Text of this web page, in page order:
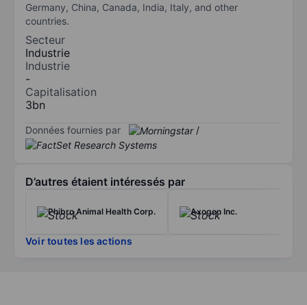
Germany, China, Canada, India, Italy, and other
countries.
Secteur
Industrie
Industrie
-
Capitalisation
3bn
Données fournies par /
D’autres étaient intéressés par
Phibro Animal Health Corp. Axogen Inc.
Voir toutes les actions